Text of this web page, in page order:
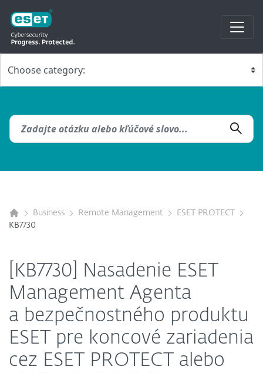
Business Remote Management
ESET PROTECT
KB7730
[KB7730] Nasadenie ESET
Management Agenta
a bezpečnostného produktu
ESET pre koncové zariadenia
cez ESET PROTECT alebo